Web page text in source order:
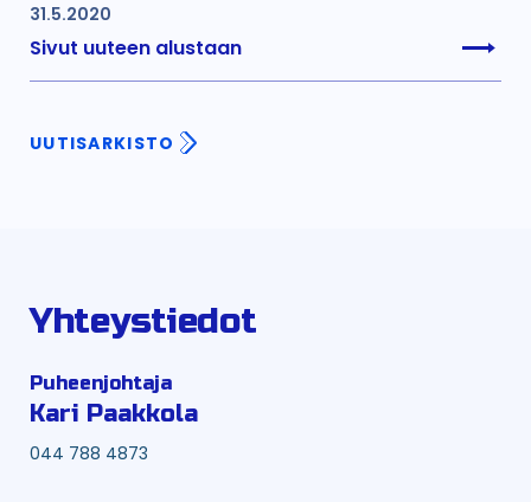
31.5.2020
Sivut uuteen alustaan
UUTISARKISTO
Yhteystiedot
Puheenjohtaja
Kari Paakkola
044 788 4873